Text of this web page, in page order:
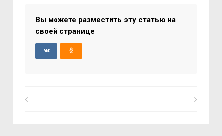
Вы можете разместить эту статью на
своей странице